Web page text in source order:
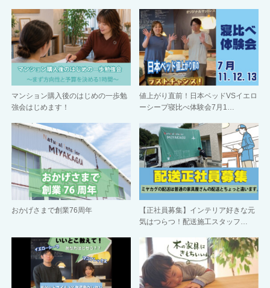
マンション購入後のはじめの一歩勉
強会はじめます！
値上がり直前！日本ベッドVSイエロ
ーシープ寝比べ体験会7月1…
おかげさまで創業76周年
【正社員募集】インテリア好きな元
気はつらつ！配送施工スタッフ…